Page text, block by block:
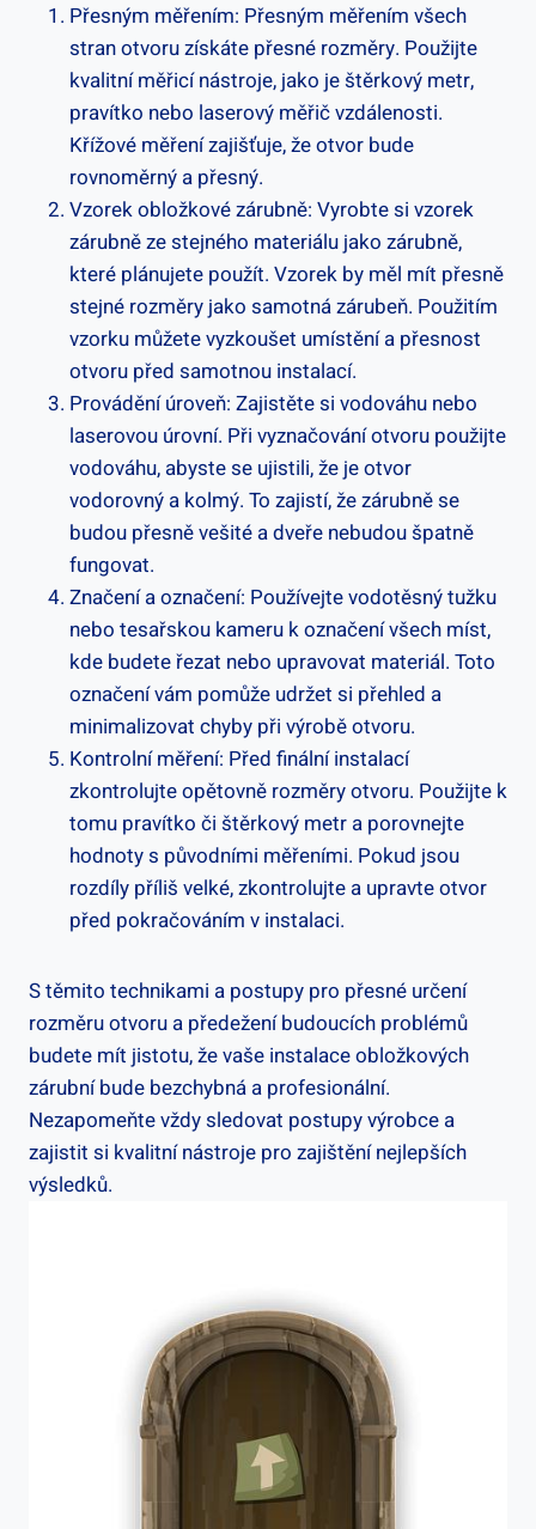
Přesným měřením: Přesným měřením všech
stran otvoru získáte přesné rozměry. Použijte
kvalitní měřicí nástroje, jako je štěrkový metr,
pravítko nebo laserový měřič vzdálenosti.
Křížové měření zajišťuje, že otvor bude
rovnoměrný a přesný.
Vzorek obložkové zárubně: Vyrobte si vzorek
zárubně ze stejného materiálu jako zárubně,
které plánujete použít. Vzorek by měl mít přesně
stejné rozměry jako samotná zárubeň. Použitím
vzorku můžete vyzkoušet umístění a přesnost
otvoru před samotnou instalací.
Provádění úroveň: Zajistěte si vodováhu nebo
laserovou úrovní. Při vyznačování otvoru použijte
vodováhu, abyste se ujistili, že je otvor
vodorovný a kolmý. To zajistí, že zárubně se
budou přesně vešité a dveře nebudou špatně
fungovat.
Značení a označení: Používejte vodotěsný tužku
nebo tesařskou kameru k označení všech míst,
kde budete řezat nebo upravovat materiál. Toto
označení vám pomůže udržet si přehled a
minimalizovat chyby při výrobě otvoru.
Kontrolní měření: Před finální instalací
zkontrolujte opětovně rozměry otvoru. Použijte k
tomu pravítko či štěrkový metr a porovnejte
hodnoty s původními měřeními. Pokud jsou
rozdíly příliš velké, zkontrolujte a upravte otvor
před pokračováním v instalaci.
S těmito technikami a postupy pro přesné určení
rozměru otvoru a předežení budoucích problémů
budete mít jistotu, že vaše instalace obložkových
zárubní bude bezchybná a profesionální.
Nezapomeňte vždy sledovat postupy výrobce a
zajistit si kvalitní nástroje pro zajištění nejlepších
výsledků.